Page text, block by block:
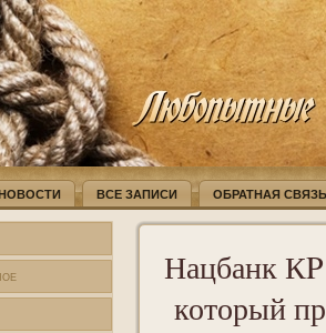
ВСЕ ЗАПИСИ ОБРАТНАЯ СВЯЗЬ
Нацбанк
который